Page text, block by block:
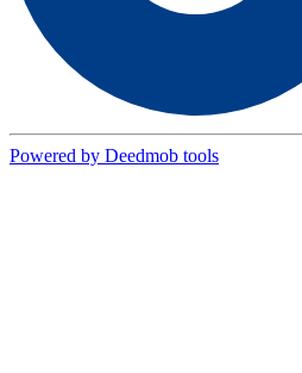
Powered by Deedmob tools